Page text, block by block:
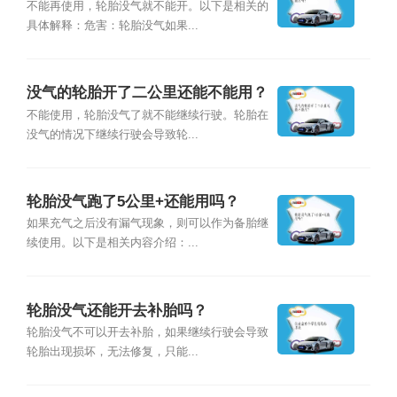
不能再使用，轮胎没气就不能开。以下是相关的
具体解释：危害：轮胎没气如果...
没气的轮胎开了二公里还能不能用？
不能使用，轮胎没气了就不能继续行驶。轮胎在
没气的情况下继续行驶会导致轮...
轮胎没气跑了5公里+还能用吗？
如果充气之后没有漏气现象，则可以作为备胎继
续使用。以下是相关内容介绍：...
轮胎没气还能开去补胎吗？
轮胎没气不可以开去补胎，如果继续行驶会导致
轮胎出现损坏，无法修复，只能...